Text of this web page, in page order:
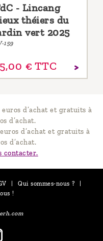
- Lincang
théiers du
vert 2025
159
00 € TTC
d’achat et gratuits à
d’achat.
d’achat et gratuits à
d’achat.
contacter.
Qui sommes-nous ?
!